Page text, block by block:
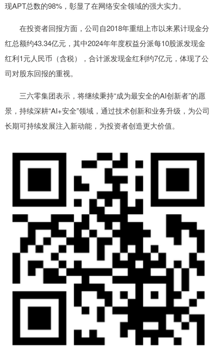
现APT总数的98%，彰显了在网络安全领域的强大实力。
在投资者回报方面，公司自2018年重组上市以来累计现金分
红总额约43.34亿元，其中2024年年度权益分派每10股派发现金
红利1元人民币（含税），合计派发现金红利约7亿元，体现了公
司对股东回报的重视。
三六零集团表示，将继续秉持“成为最安全的AI创新者”的愿
景，持续深耕“AI+安全”领域，通过技术创新和业务升级，为公司
长期可持续发展注入新动能，为投资者创造更大价值。